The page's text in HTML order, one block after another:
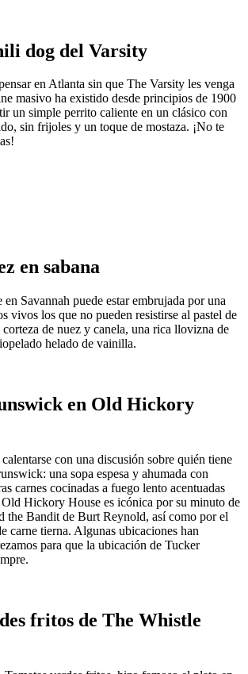
dog del Varsity
en Atlanta sin que The Varsity les venga
masivo ha existido desde principios de 1900
un simple perrito caliente en un clásico con
sin frijoles y un toque de mostaza. ¡No te
en sabana
Savannah puede estar embrujada por una
vivos los que no pueden resistirse al pastel de
de nuez y canela, una rica llovizna de
helado de vainilla.
en Old Hickory
con una discusión sobre quién tiene
una sopa espesa y ahumada con
carnes cocinadas a fuego lento acentuadas
Hickory House es icónica por su minuto de
the Bandit de Burt Reynold, así como por el
carne tierna. Algunas ubicaciones han
para que la ubicación de Tucker
fritos de The Whistle